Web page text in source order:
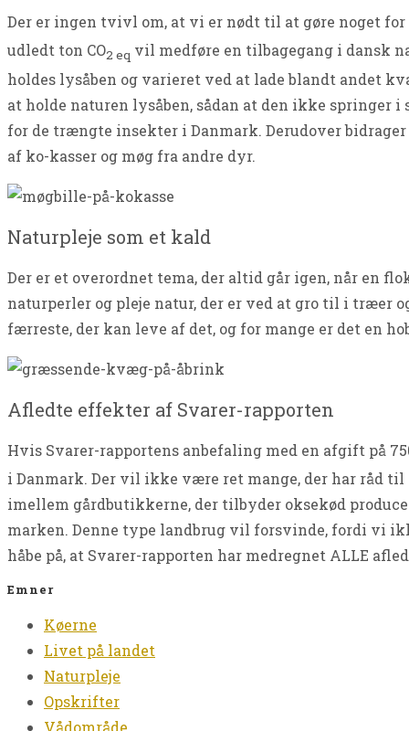
Der er ingen tvivl om, at vi er nødt til at gøre noget
udledt ton CO2 eq vil medføre en tilbagegang i dansk
holdes lysåben og varieret ved at lade blandt andet
at holde naturen lysåben, sådan at den ikke springer
for de trængte insekter i Danmark. Derudover bidrager
af ko-kasser og møg fra andre dyr.
Naturpleje som et kald
Der er et overordnet tema, der altid går igen, når en
naturperler og pleje natur, der er ved at gro til i træer
færreste, der kan leve af det, og for mange er det en
Afledte effekter af Svarer-rapporten
Hvis Svarer-rapportens anbefaling med en afgift på
i Danmark. Der vil ikke være ret mange, der har råd
imellem gårdbutikkerne, der tilbyder oksekød
marken. Denne type landbrug vil forsvinde, fordi vi
håbe på, at Svarer-rapporten har medregnet ALLE
Emner
Køerne
Livet på landet
Naturpleje
Opskrifter
Vådområde